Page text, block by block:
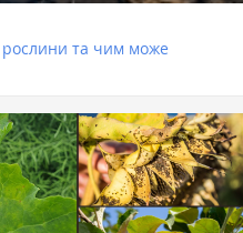
рослини та чим може